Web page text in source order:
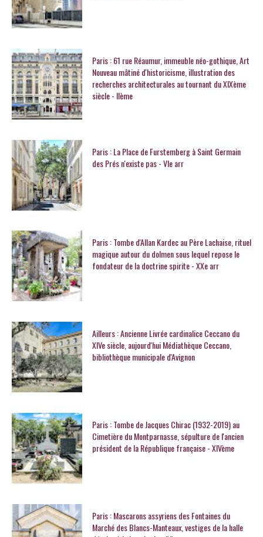
Paris : 61 rue Réaumur, immeuble néo-gothique, Art
Nouveau mâtiné d'historicisme, illustration des
recherches architecturales au tournant du XIXème
siècle - IIème
Paris : La Place de Furstemberg à Saint Germain
des Prés n'existe pas - VIe arr
Paris : Tombe d'Allan Kardec au Père Lachaise, rituel
magique autour du dolmen sous lequel repose le
fondateur de la doctrine spirite - XXe arr
Ailleurs : Ancienne Livrée cardinalice Ceccano du
XIVe siècle, aujourd'hui Médiathèque Ceccano,
bibliothèque municipale d'Avignon
Paris : Tombe de Jacques Chirac (1932-2019) au
Cimetière du Montparnasse, sépulture de l'ancien
président de la République française - XIVème
Paris : Mascarons assyriens des Fontaines du
Marché des Blancs-Manteaux, vestiges de la halle